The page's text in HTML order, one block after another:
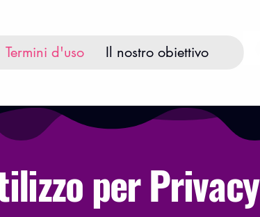
Termini d'uso Il nostro obiettivo
per Privacy